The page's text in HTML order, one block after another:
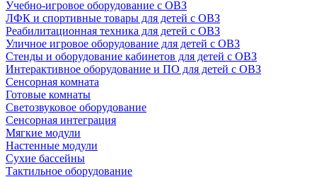
Учебно-игровое оборудование с ОВЗ
ЛФК и спортивные товары для детей с ОВЗ
Реабилитационная техника для детей с ОВЗ
Уличное игровое оборудование для детей с ОВЗ
Стенды и оборудование кабинетов для детей с ОВЗ
Интерактивное оборудование и ПО для детей с ОВЗ
Сенсорная комната
Готовые комнаты
Светозвуковое оборудование
Сенсорная интеграция
Мягкие модули
Настенные модули
Сухие бассейны
Тактильное оборудование